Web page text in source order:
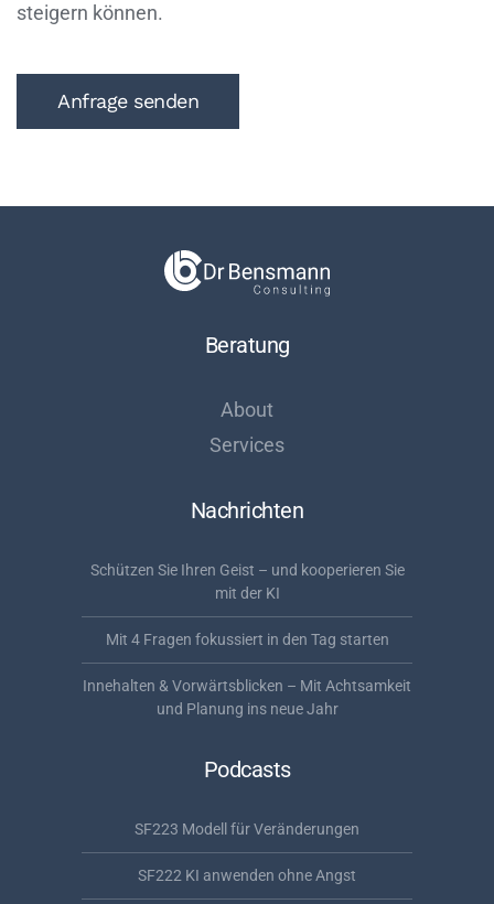
steigern können.
Anfrage senden
Beratung
About
Services
Nachrichten
Schützen Sie Ihren Geist – und kooperieren Sie
mit der KI
Mit 4 Fragen fokussiert in den Tag starten
Innehalten & Vorwärtsblicken – Mit Achtsamkeit
und Planung ins neue Jahr
Podcasts
SF223 Modell für Veränderungen
SF222 KI anwenden ohne Angst